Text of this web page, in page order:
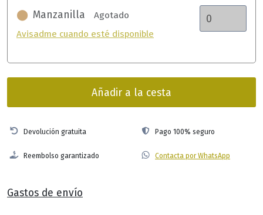
⬤ Manzanilla
Agotado
Avisadme cuando esté disponible
Añadir a la cesta
Devolución gratuita Pago 100% seguro
Reembolso garantizado Contacta por WhatsApp
Gastos de envío